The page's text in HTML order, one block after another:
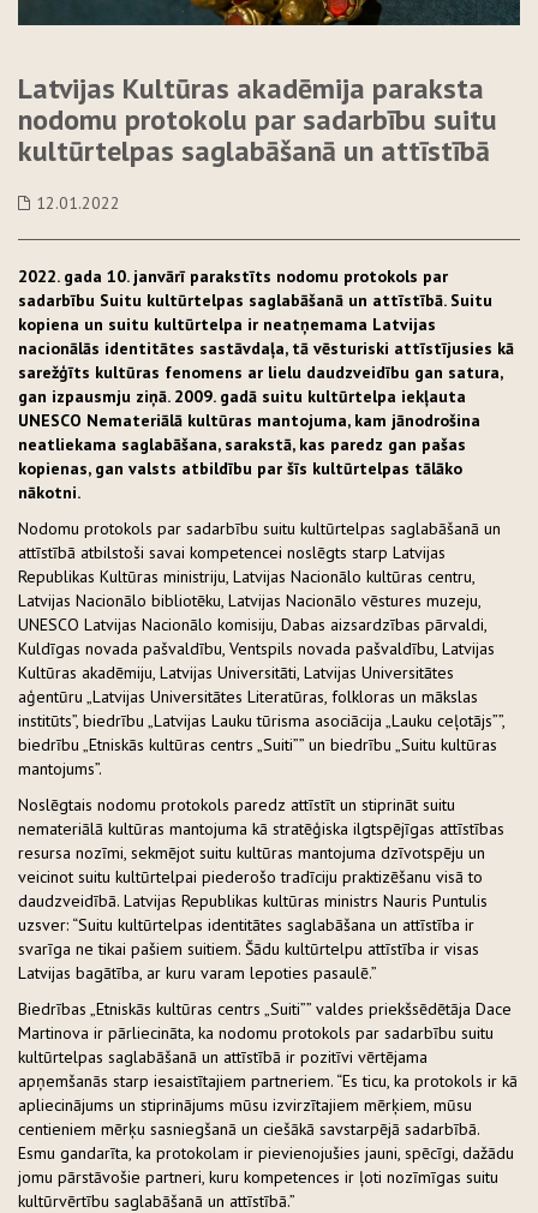
Latvijas Kultūras akadēmija paraksta
nodomu protokolu par sadarbību suitu
kultūrtelpas saglabāšanā un attīstībā
12.01.2022
2022. gada 10. janvārī parakstīts nodomu protokols par
sadarbību Suitu kultūrtelpas saglabāšanā un attīstībā. Suitu
kopiena un suitu kultūrtelpa ir neatņemama Latvijas
nacionālās identitātes sastāvdaļa, tā vēsturiski attīstījusies kā
sarežģīts kultūras fenomens ar lielu daudzveidību gan satura,
gan izpausmju ziņā. 2009. gadā suitu kultūrtelpa iekļauta
UNESCO Nemateriālā kultūras mantojuma, kam jānodrošina
neatliekama saglabāšana, sarakstā, kas paredz gan pašas
kopienas, gan valsts atbildību par šīs kultūrtelpas tālāko
nākotni.
Nodomu protokols par sadarbību suitu kultūrtelpas saglabāšanā un
attīstībā atbilstoši savai kompetencei noslēgts starp Latvijas
Republikas Kultūras ministriju, Latvijas Nacionālo kultūras centru,
Latvijas Nacionālo bibliotēku, Latvijas Nacionālo vēstures muzeju,
UNESCO Latvijas Nacionālo komisiju, Dabas aizsardzības pārvaldi,
Kuldīgas novada pašvaldību, Ventspils novada pašvaldību, Latvijas
Kultūras akadēmiju, Latvijas Universitāti, Latvijas Universitātes
aģentūru „Latvijas Universitātes Literatūras, folkloras un mākslas
institūts”, biedrību „Latvijas Lauku tūrisma asociācija „Lauku ceļotājs””,
biedrību „Etniskās kultūras centrs „Suiti”” un biedrību „Suitu kultūras
mantojums”.
Noslēgtais nodomu protokols paredz attīstīt un stiprināt suitu
nemateriālā kultūras mantojuma kā stratēģiska ilgtspējīgas attīstības
resursa nozīmi, sekmējot suitu kultūras mantojuma dzīvotspēju un
veicinot suitu kultūrtelpai piederošo tradīciju praktizēšanu visā to
daudzveidībā. Latvijas Republikas kultūras ministrs Nauris Puntulis
uzsver: “Suitu kultūrtelpas identitātes saglabāšana un attīstība ir
svarīga ne tikai pašiem suitiem. Šādu kultūrtelpu attīstība ir visas
Latvijas bagātība, ar kuru varam lepoties pasaulē.”
Biedrības „Etniskās kultūras centrs „Suiti”” valdes priekšsēdētāja Dace
Martinova ir pārliecināta, ka nodomu protokols par sadarbību suitu
kultūrtelpas saglabāšanā un attīstībā ir pozitīvi vērtējama
apņemšanās starp iesaistītajiem partneriem. “Es ticu, ka protokols ir kā
apliecinājums un stiprinājums mūsu izvirzītajiem mērķiem, mūsu
centieniem mērķu sasniegšanā un ciešākā savstarpējā sadarbībā.
Esmu gandarīta, ka protokolam ir pievienojušies jauni, spēcīgi, dažādu
jomu pārstāvošie partneri, kuru kompetences ir ļoti nozīmīgas suitu
kultūrvērtību saglabāšanā un attīstībā.”